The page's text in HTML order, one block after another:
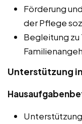
Förderung
der Pflege
Begleitung
Unterstützung